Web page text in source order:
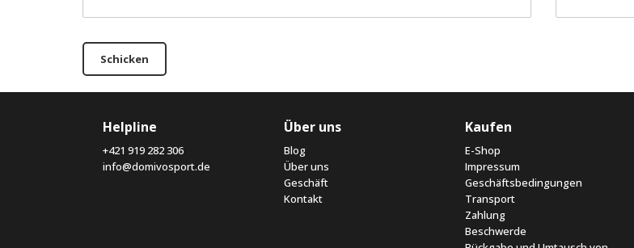
Schicken
Helpline
+421 919 282 306
info@domivosport.de
Über uns
Blog
Über uns
Geschäft
Kontakt
Kaufen
E-Shop
Impressum
Geschäftsbedingungen
Transport
Zahlung
Beschwerde